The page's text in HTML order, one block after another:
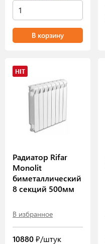
В корзину
HIT
Радиатор Rifar
Monolit
биметаллический
8 секций 500мм
В избранное
10880₽/штук